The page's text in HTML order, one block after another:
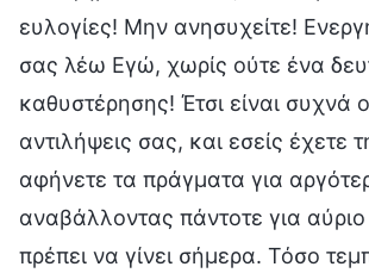
ευλογίες! Μην ανησυχείτε!
σας λέω Εγώ, χωρίς ούτε ένα
καθυστέρησης! Έτσι είναι συχνά
αντιλήψεις σας, και εσείς έχετε
αφήνετε τα πράγματα για
αναβάλλοντας πάντοτε για
πρέπει να γίνει σήμερα. Τόσο